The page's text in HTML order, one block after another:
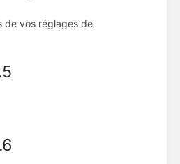
de vos réglages de